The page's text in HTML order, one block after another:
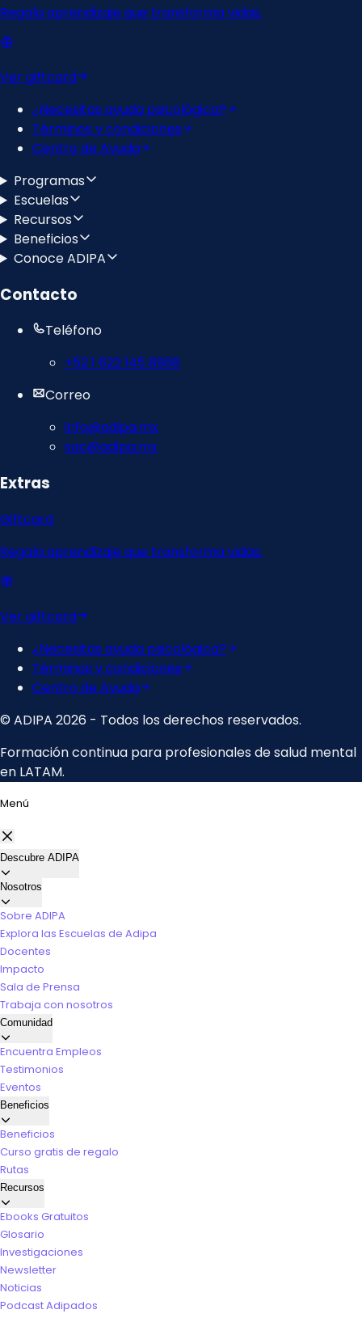
Menú
Descubre ADIPA
Nosotros
Sobre ADIPA
Explora las Escuelas de Adipa
Docentes
Impacto
Sala de Prensa
Trabaja con nosotros
Comunidad
Encuentra Empleos
Testimonios
Eventos
Beneficios
Beneficios
Curso gratis de regalo
Rutas
Recursos
Ebooks Gratuitos
Glosario
Investigaciones
Newsletter
Noticias
Podcast Adipados